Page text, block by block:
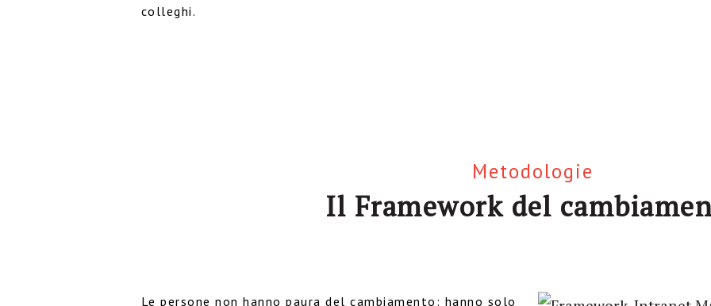
colleghi.
Metodologie
Il Framework del
Le persone non hanno paura del cambiamento: hanno solo